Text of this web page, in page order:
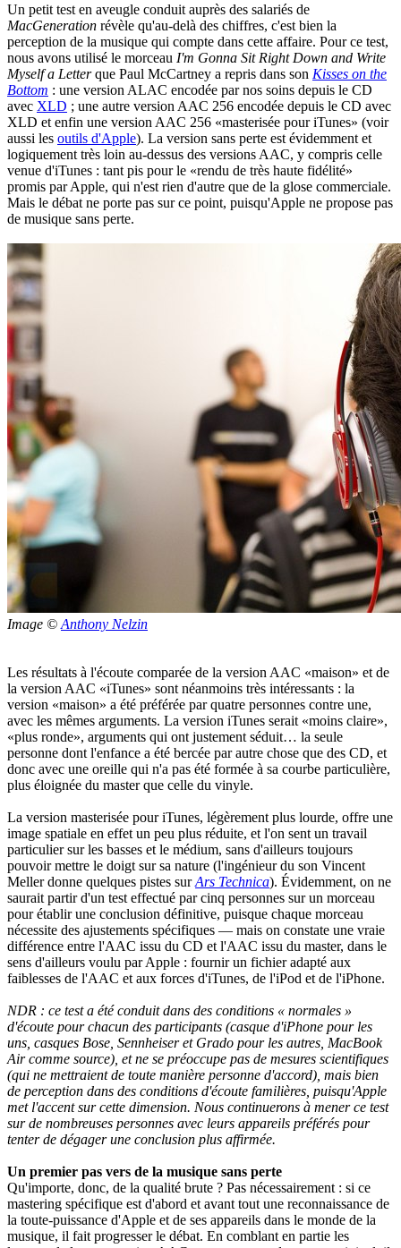
Un petit test en aveugle conduit auprès des salariés de
MacGeneration révèle qu'au-delà des chiffres, c'est bien la
perception de la musique qui compte dans cette affaire. Pour ce test,
nous avons utilisé le morceau I'm Gonna Sit Right Down and Write
Myself a Letterque Paul McCartney a repris dans son Kisses on the
Bottom : une version ALAC encodée par nos soins depuis le CD
avec XLD ; une autre version AAC 256 encodée depuis le CD avec
XLD et enfin une version AAC 256 «masterisée pour iTunes» (voir
aussi les outils d'Apple). La version sans perte est évidemment et
logiquement très loin au-dessus des versions AAC, y compris celle
venue d'iTunes : tant pis pour le «rendu de très haute fidélité»
promis par Apple, qui n'est rien d'autre que de la glose commerciale.
Mais le débat ne porte pas sur ce point, puisqu'Apple ne propose pas
de musique sans perte.
Image © Anthony Nelzin
Les résultats à l'écoute comparée de la version AAC «maison» et de
la version AAC «iTunes» sont néanmoins très intéressants : la
version «maison» a été préférée par quatre personnes contre une,
avec les mêmes arguments. La version iTunes serait «moins claire»,
«plus ronde», arguments qui ont justement séduit… la seule
personne dont l'enfance a été bercée par autre chose que des CD, et
donc avec une oreille qui n'a pas été formée à sa courbe particulière,
plus éloignée du master que celle du vinyle.
La version masterisée pour iTunes, légèrement plus lourde, offre une
image spatiale en effet un peu plus réduite, et l'on sent un travail
particulier sur les basses et le médium, sans d'ailleurs toujours
pouvoir mettre le doigt sur sa nature (l'ingénieur du son Vincent
Meller donne quelques pistes surArs Technica). Évidemment, on ne
saurait partir d'un test effectué par cinq personnes sur un morceau
pour établir une conclusion définitive, puisque chaque morceau
nécessite des ajustements spécifiques — mais on constate une vraie
différence entre l'AAC issu du CD et l'AAC issu du master, dans le
sens d'ailleurs voulu par Apple : fournir un fichier adapté aux
faiblesses de l'AAC et aux forces d'iTunes, de l'iPod et de l'iPhone.
NDR : ce test a été conduit dans des conditions « normales »
d'écoute pour chacun des participants (casque d'iPhone pour les
uns, casques Bose, Sennheiser et Grado pour les autres, MacBook
Air comme source), et ne se préoccupe pas de mesures scientifiques
(qui ne mettraient de toute manière personne d'accord), mais bien
de perception dans des conditions d'écoute familières, puisqu'Apple
met l'accent sur cette dimension. Nous continuerons à mener ce test
sur de nombreuses personnes avec leurs appareils préférés pour
tenter de dégager une conclusion plus affirmée.
Un premier pas vers de la musique sans perte
Qu'importe, donc, de la qualité brute ? Pas nécessairement : si ce
mastering spécifique est d'abord et avant tout une reconnaissance de
la toute-puissance d'Apple et de ses appareils dans le monde de la
musique, il fait progresser le débat. En comblant en partie les